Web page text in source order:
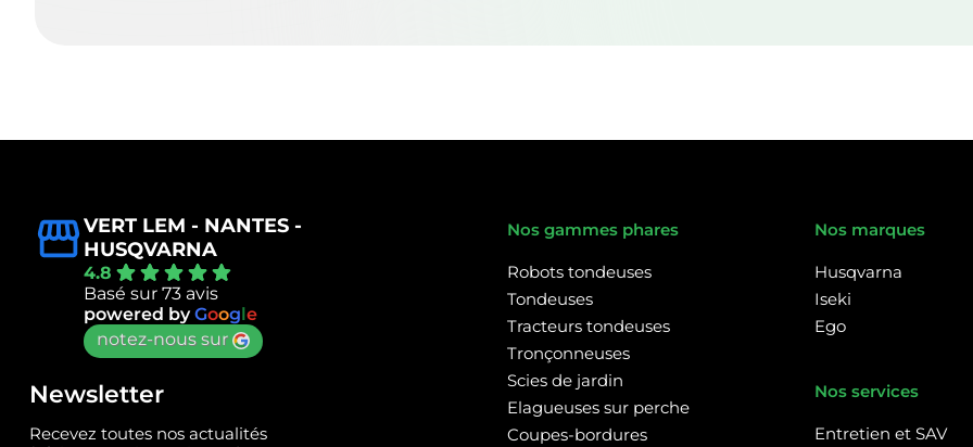
VERT LEM - NANTES -
HUSQVARNA
4.8
Basé sur 73 avis
powered byGoogle
notez-nous sur
Newsletter
Recevez toutes nos actualités
Nos gammes phares
Robots tondeuses
Tondeuses
Tracteurs tondeuses
Tronçonneuses
Scies de jardin
Elagueuses sur perche
Coupes-bordures
Nos marques
Husqvarna
Iseki
Ego
Nos services
Entretien et SAV